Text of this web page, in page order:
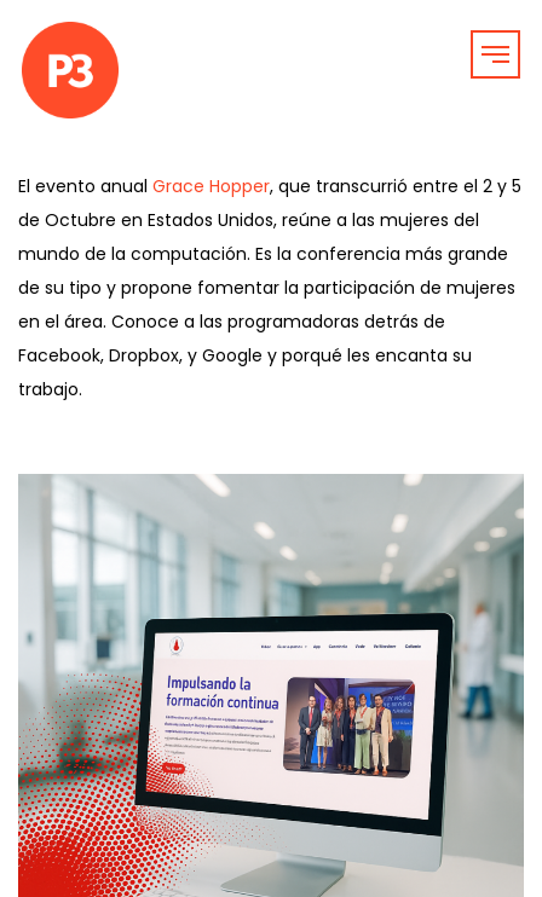
El evento anual Grace Hopper, que transcurrió entre el 2 y 5
de Octubre en Estados Unidos, reúne a las mujeres del
mundo de la computación. Es la conferencia más grande
de su tipo y propone fomentar la participación de mujeres
en el área. Conoce a las programadoras detrás de
Facebook, Dropbox, y Google y porqué les encanta su
trabajo.